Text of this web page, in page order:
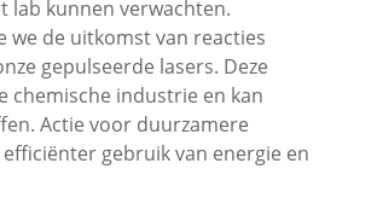
lab kunnen verwachten.
we de uitkomst van reacties
gepulseerde lasers. Deze
chemische industrie en kan
Actie voor duurzamere
gebruik van energie en